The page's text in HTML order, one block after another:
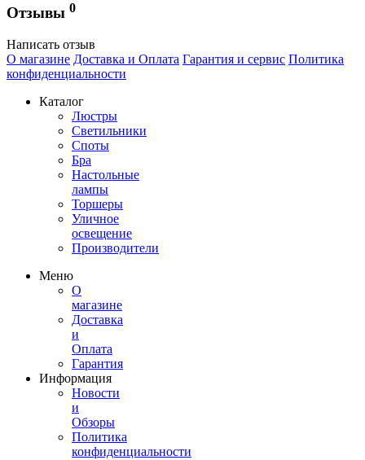
Отзывы 0
Написать отзыв
О магазине Доставка и Оплата Гарантия и сервис Политика
конфиденциальности
Каталог
Люстры
Светильники
Споты
Бра
Настольные
лампы
Торшеры
Уличное
освещение
Производители
Меню
О
магазине
Доставка
и
Оплата
Гарантия
Информация
Новости
и
Обзоры
Политика
конфиденциальности